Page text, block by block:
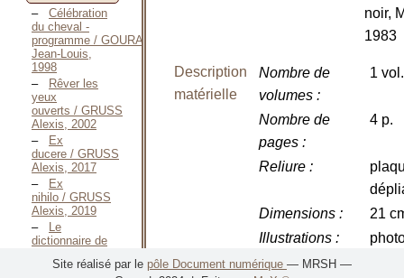
Célébration
du cheval -
programme / GOURAUD
Jean-Louis,
1998
Rêver les
yeux
ouverts / GRUSS
Alexis, 2002
Ex
ducere / GRUSS
Alexis, 2017
Ex
nihilo / GRUSS
Alexis, 2019
Le
dictionnaire de
vie / GRUSS
noir,
1983
Description
matérielle
Nombre de
volumes:
1 vol.
Nombre de
pages:
4 p.
Reliure:
Dimensions:
21
Illustrations:
Site réalisé par le pôle Document numérique — MRSH —